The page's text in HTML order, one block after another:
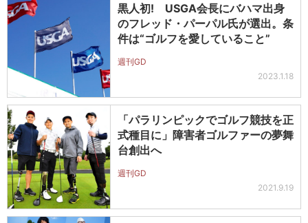
黒人初! USGA会長にバハマ出身
のフレッド・パーパル氏が選出。条
件は“ゴルフを愛していること”
週刊GD
2023.1.18
「パラリンピックでゴルフ競技を正
式種目に」障害者ゴルファーの夢舞
台創出へ
週刊GD
2021.9.19